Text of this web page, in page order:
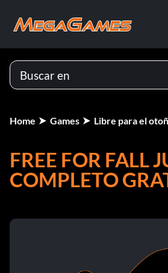
Home Games Libre para el
FREE FOR FALL
COMPLETO